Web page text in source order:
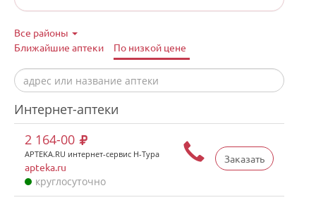
Все районы
Ближайшие аптеки
По низкой цене
Интернет-аптеки
Заказать
2 164-00
APTEKA.RU интернет-сервис Н-Тура
apteka.ru
круглосуточно